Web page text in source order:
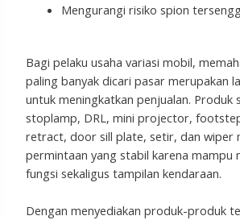
Mengurangi risiko spion
Bagi pelaku usaha variasi mobil,
paling banyak dicari pasar merupakan
untuk meningkatkan penjualan. Produk
stoplamp, DRL, mini projector,
retract, door sill plate, setir, dan wiper
permintaan yang stabil karena mampu
fungsi sekaligus tampilan kendaraan.
Dengan menyediakan produk-produk